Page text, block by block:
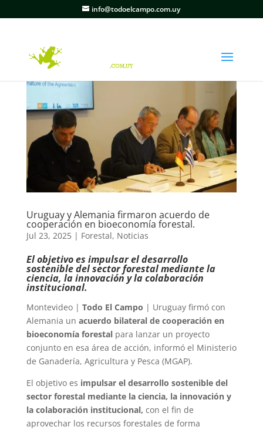
info@todoelcampo.com.uy
Uruguay y Alemania firmaron acuerdo de
cooperación en bioeconomía forestal.
Jul 23, 2025| Forestal, Noticias
El objetivo es impulsar el desarrollo
sostenible del sector forestal mediante la
ciencia, la innovación y la colaboración
institucional.
Montevideo | Todo El Campo | Uruguay firmó con
Alemania un acuerdo bilateral de cooperación en
bioeconomía forestalpara lanzar un proyecto
conjunto en esa área de acción, informó el Ministerio
de Ganadería, Agricultura y Pesca (MGAP).
El objetivo es impulsar el desarrollo sostenible del
sector forestal mediante la ciencia, la innovación y
la colaboración institucional, con el fin de
aprovechar los recursos forestales de forma